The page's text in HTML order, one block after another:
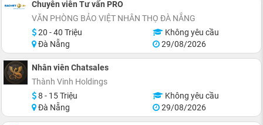
Chuyên viên Tư vấn PRO
VĂN PHÒNG BẢO VIỆT NHÂN THỌ ĐÀ NẴNG
20 - 40 Triệu
Không yêu cầu
Đà Nẵng
29/08/2026
Nhân viên Chatsales
Thành Vinh Holdings
8 - 15 Triệu
Không yêu cầu
Đà Nẵng
29/08/2026